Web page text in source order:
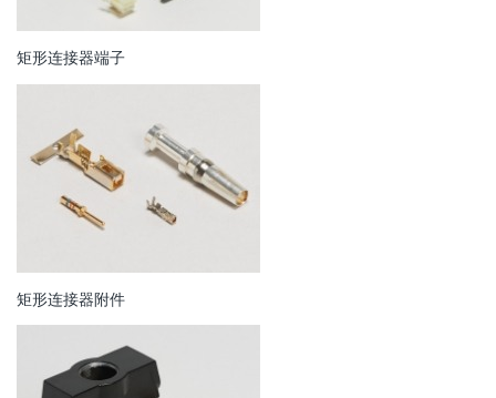
矩形连接器端子
矩形连接器附件